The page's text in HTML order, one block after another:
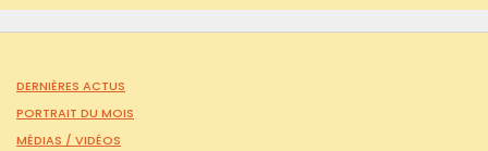
DERNIÈRES ACTUS
PORTRAIT DU MOIS
MÉDIAS / VIDÉOS